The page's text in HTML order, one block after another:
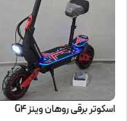
اسکوتر برقی روهان وینز G4